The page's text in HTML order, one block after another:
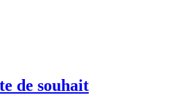
de souhait